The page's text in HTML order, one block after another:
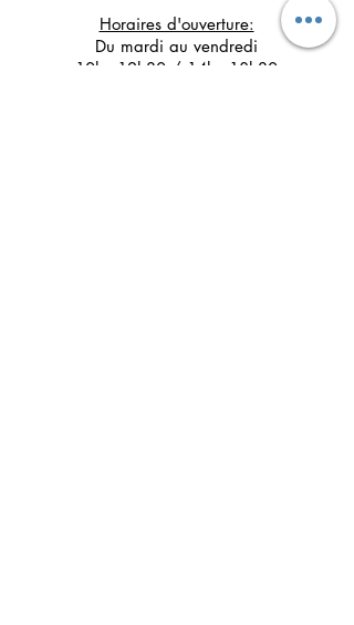
Horaires d'ouverture:
Du mardi au vendredi
10h - 12h30 / 14h - 18h30